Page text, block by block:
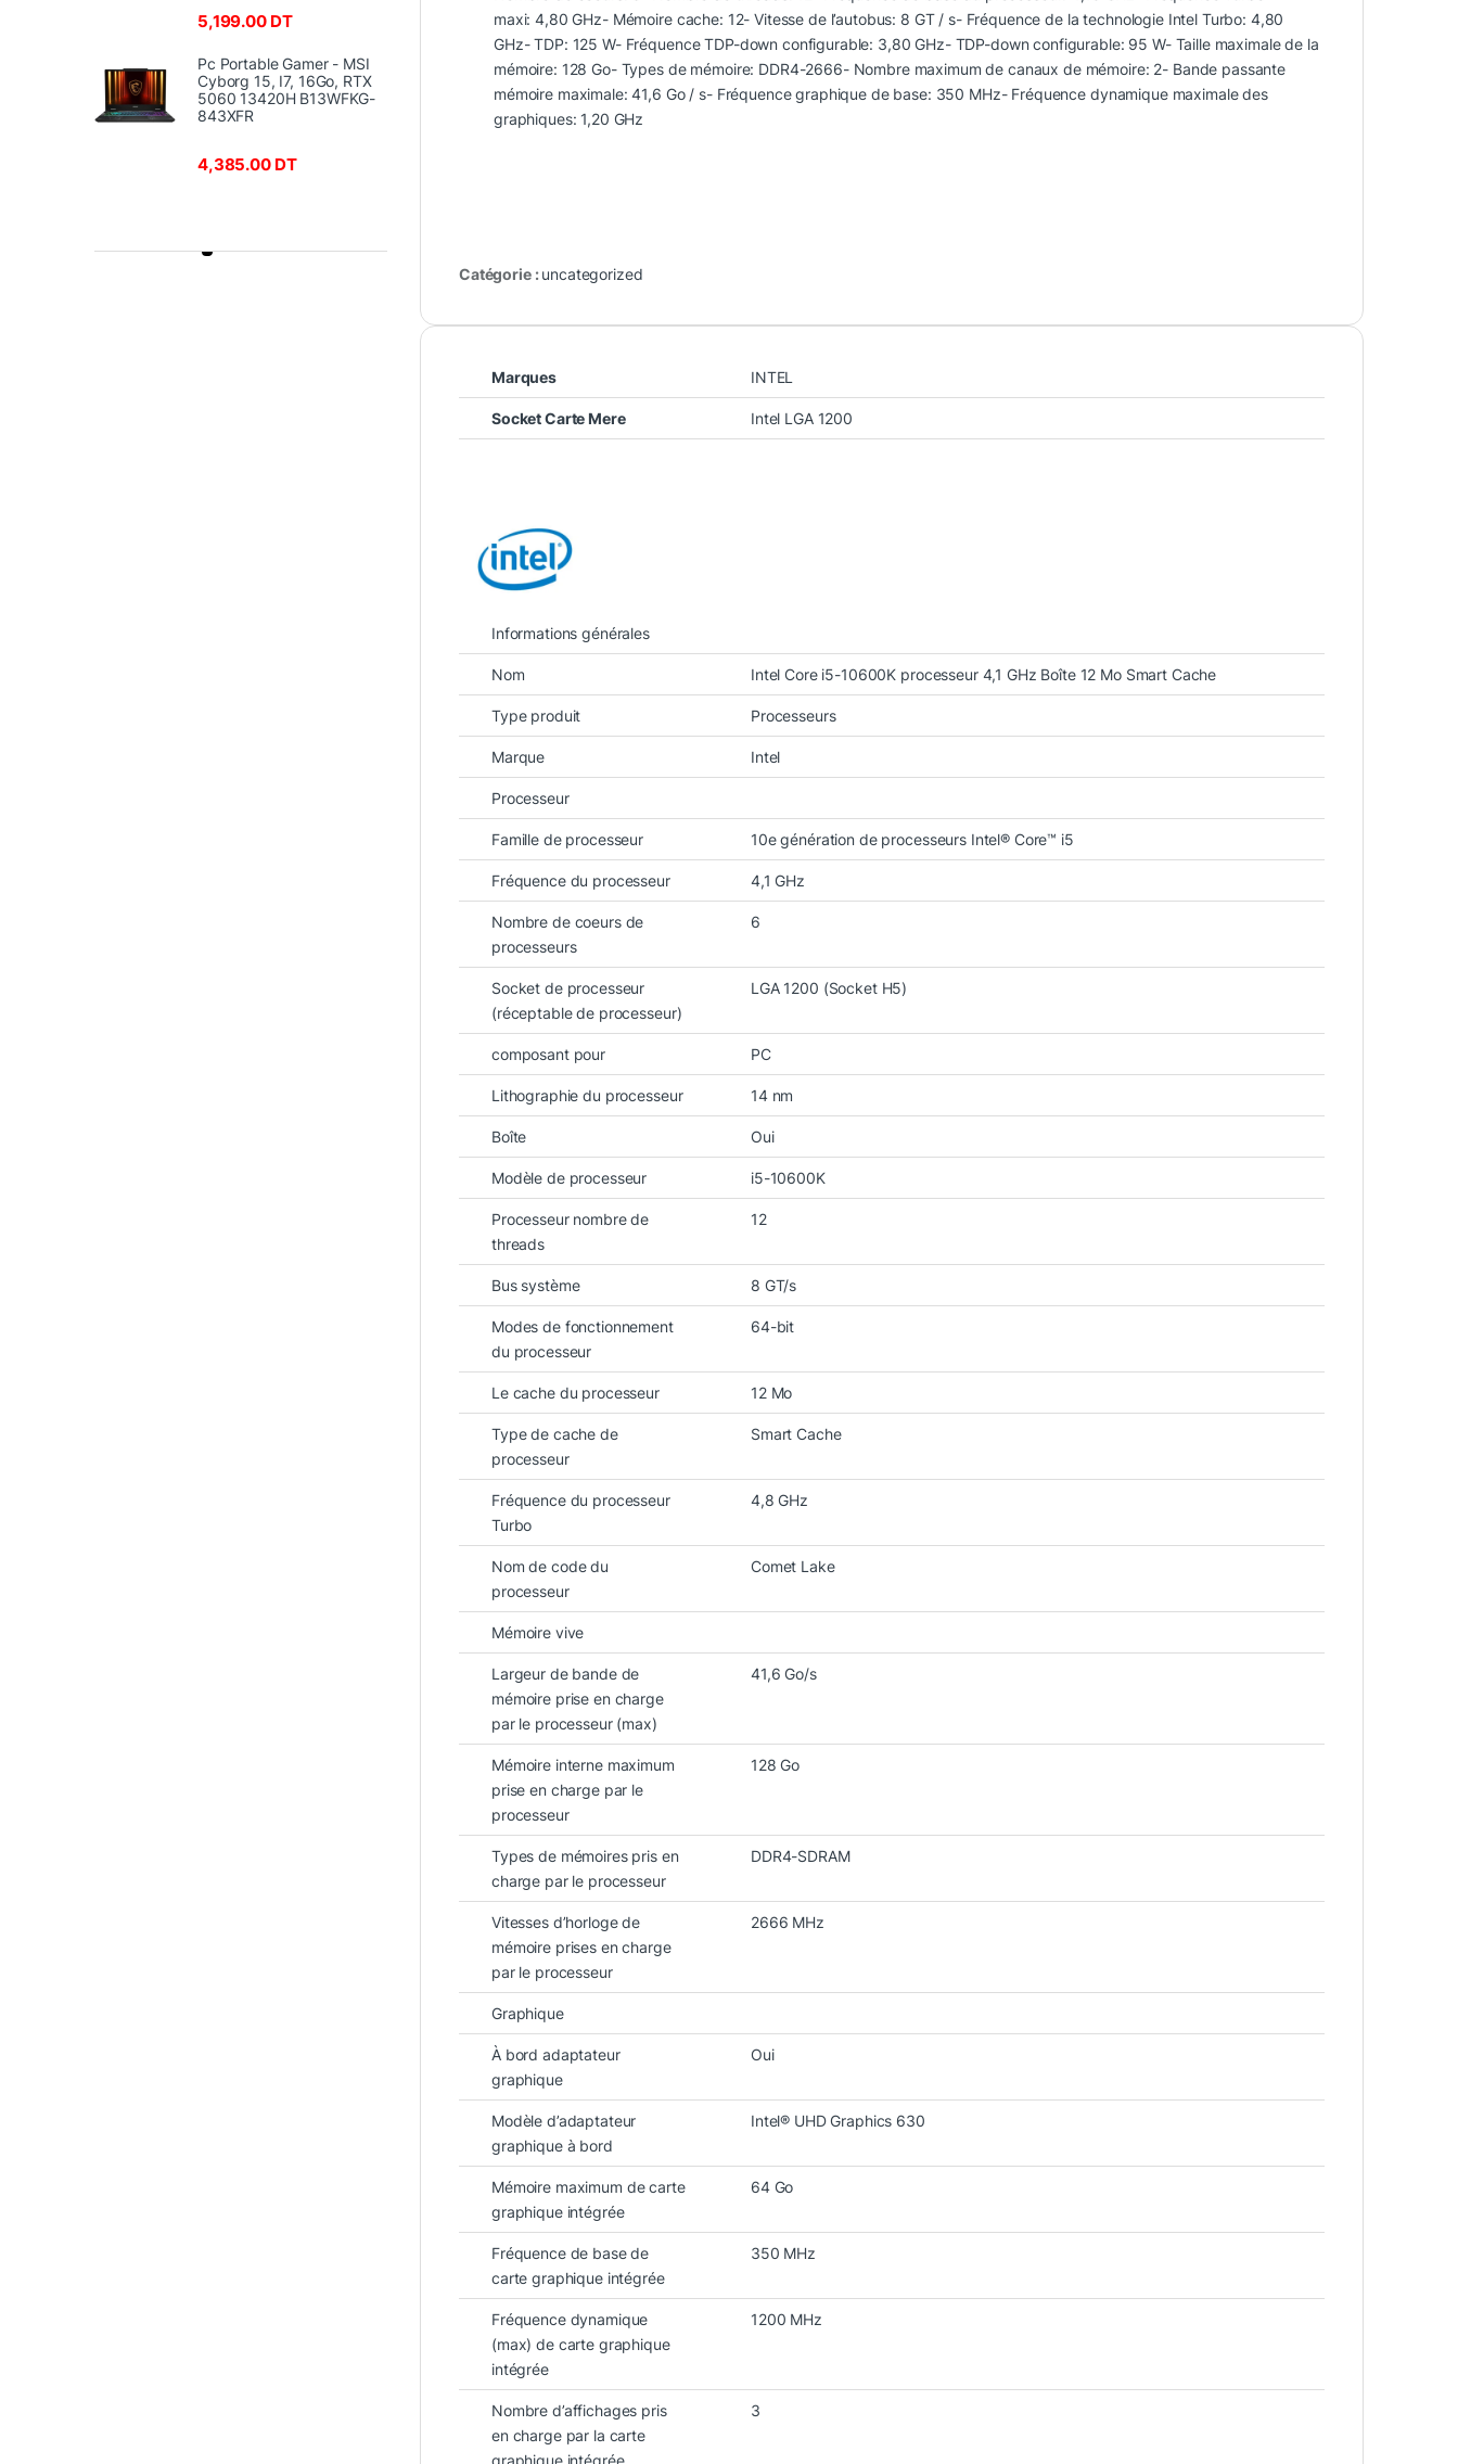
maxi: 4,80 GHz- Mémoire cache: 12- Vitesse de l’autobus: 8 GT / s- Fréquence de la technologie Intel Turbo: 4,80
GHz- TDP: 125 W- Fréquence TDP-down configurable: 3,80 GHz- TDP-down configurable: 95 W- Taille maximale de la
mémoire: 128 Go- Types de mémoire: DDR4-2666- Nombre maximum de canaux de mémoire: 2- Bande passante
mémoire maximale: 41,6 Go / s- Fréquence graphique de base: 350 MHz- Fréquence dynamique maximale des
graphiques: 1,20 GHz
Catégorie :uncategorized
Marques INTEL
Socket Carte Mere Intel LGA 1200
Informations générales
Nom Intel Core i5-10600K processeur 4,1 GHz Boîte 12 Mo Smart Cache
Type produit Processeurs
Marque Intel
Processeur
Famille de processeur 10e génération de processeurs Intel® Core™ i5
Fréquence du processeur 4,1 GHz
Nombre de coeurs de
processeurs
6
Socket de processeur
(réceptable de processeur)
LGA 1200 (Socket H5)
composant pour PC
Lithographie du processeur 14 nm
Boîte Oui
Modèle de processeur i5-10600K
Processeur nombre de
threads
12
Bus système 8 GT/s
Modes de fonctionnement
du processeur
64-bit
Le cache du processeur 12 Mo
Type de cache de
processeur
Smart Cache
Fréquence du processeur
Turbo
4,8 GHz
Nom de code du
processeur
Comet Lake
Mémoire vive
Largeur de bande de
mémoire prise en charge
par le processeur (max)
41,6 Go/s
Mémoire interne maximum
prise en charge par le
processeur
128 Go
Types de mémoires pris en
charge par le processeur
DDR4-SDRAM
Vitesses d’horloge de
mémoire prises en charge
par le processeur
2666 MHz
Graphique
À bord adaptateur
graphique
Oui
Modèle d’adaptateur
graphique à bord
Intel® UHD Graphics 630
Mémoire maximum de carte
graphique intégrée
64 Go
Fréquence de base de
carte graphique intégrée
350 MHz
Fréquence dynamique
(max) de carte graphique
intégrée
1200 MHz
Nombre d’affichages pris
en charge par la carte
graphique intégrée
3
5,199.00 DT
Pc Portable Gamer - MSI
Cyborg 15, I7, 16Go, RTX
5060 13420H B13WFKG-
843XFR
4,385.00 DT
Product Carousel Tabs